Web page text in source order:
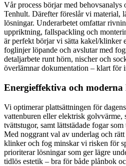
Vår process börjar med behovsanalys
Tenhult. Därefter föreslår vi material,
lösningar. Underarbetet omfattar
uppriktning, fallspackling och
är perfekt börjar vi sätta kakel/klinker
foglinjer löpande och avslutar med
detaljarbete runt hörn, nischer och
överlämnar dokumentation – klart för
Energieffektiva och moderna
Vi optimerar plattsättningen för
vattenburen eller elektrisk golvvärme,
tvättstugor, samt lättstädade fogar
Med noggrant val av underlag och
klinker och fog minskar vi risken för
prioriterar lösningar som ger lägre
tidlös estetik – bra för både plånbok